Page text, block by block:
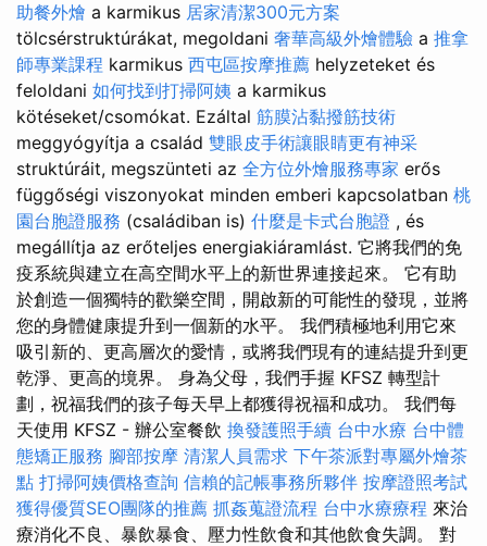
助餐外燴 a karmikus 居家清潔300元方案
tölcsérstruktúrákat, megoldani 奢華高級外燴體驗 a 推拿
師專業課程 karmikus 西屯區按摩推薦 helyzeteket és
feloldani 如何找到打掃阿姨 a karmikus
kötéseket/csomókat. Ezáltal 筋膜沾黏撥筋技術
meggyógyítja a család 雙眼皮手術讓眼睛更有神采
struktúráit, megszünteti az 全方位外燴服務專家 erős
függőségi viszonyokat minden emberi kapcsolatban 桃
園台胞證服務 (családiban is) 什麼是卡式台胞證 , és
megállítja az erőteljes energiakiáramlást. 它將我們的免
疫系統與建立在高空間水平上的新世界連接起來。 它有助
於創造一個獨特的歡樂空間，開啟新的可能性的發現，並將
您的身體健康提升到一個新的水平。 我們積極地利用它來
吸引新的、更高層次的愛情，或將我們現有的連結提升到更
乾淨、更高的境界。 身為父母，我們手握 KFSZ 轉型計
劃，祝福我們的孩子每天早上都獲得祝福和成功。 我們每
天使用 KFSZ - 辦公室餐飲 換發護照手續 台中水療 台中體
態矯正服務 腳部按摩 清潔人員需求 下午茶派對專屬外燴茶
點 打掃阿姨價格查詢 信賴的記帳事務所夥伴 按摩證照考試
獲得優質SEO團隊的推薦 抓姦蒐證流程 台中水療療程 來治
療消化不良、暴飲暴食、壓力性飲食和其他飲食失調。 對